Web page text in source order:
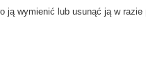
ją wymienić lub usunąć ją w razie